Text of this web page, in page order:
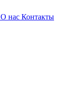
О нас Контакты